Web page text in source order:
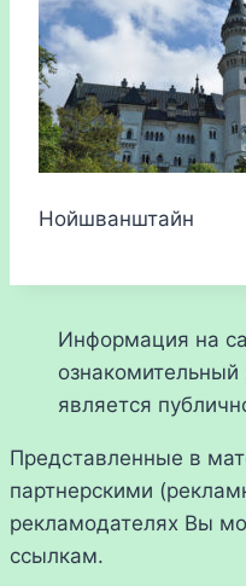
Нойшванштайн
Информация на
ознакомительный
является
Представленные в
партнерскими
рекламодателях Вы
ссылкам.